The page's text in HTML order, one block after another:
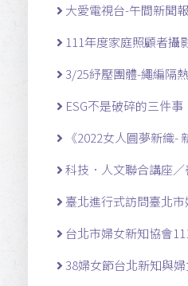
大愛電視台-午間新聞
111年度家庭照顧者攝
3/25紓壓團體-繩編隔
ESG不是破碎的三件
《2022女人圓夢新織-
科技．人文聯合講座／
臺北進行式訪問臺北
台北市婦女新知協會
38婦女節台北新知與